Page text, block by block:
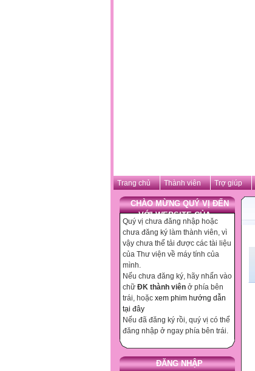
Trang chủ Thành viên Trợ giúp
CHÀO MỪNG QUÝ VỊ ĐẾN
VỚI WEBSITE CỦA ...
Quý vị chưa đăng nhập hoặc
chưa đăng ký làm thành viên, vì
vậy chưa thể tải được các tài liệu
của Thư viện về máy tính của
mình.
Nếu chưa đăng ký, hãy nhấn vào
chữ ĐK thành viên ở phía bên
trái, hoặc xem phim hướng dẫn
tại đây
Nếu đã đăng ký rồi, quý vị có thể
đăng nhập ở ngay phía bên trái.
ĐĂNG NHẬP